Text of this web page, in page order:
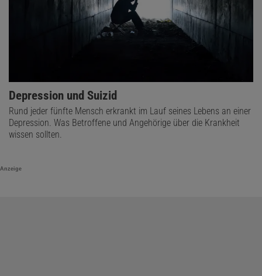
Depression und Suizid
Rund jeder fünfte Mensch erkrankt im Lauf seines Lebens an einer
Depression. Was Betroffene und Angehörige über die Krankheit
wissen sollten.
Anzeige